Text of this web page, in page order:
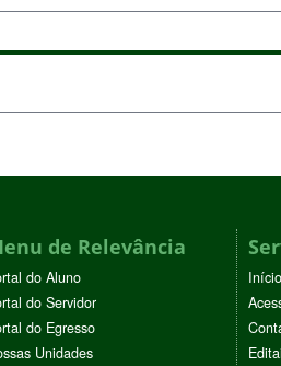
de Relevância
do Aluno
do Servidor
do Egresso
Unidades